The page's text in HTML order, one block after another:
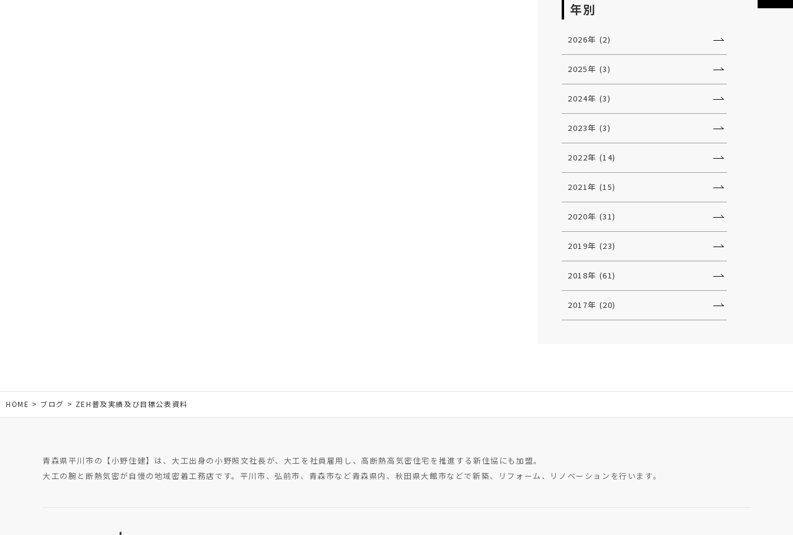
年別
2026年 (2)
2025年 (3)
2024年 (3)
2023年 (3)
2022年 (14)
2021年 (15)
2020年 (31)
2019年 (23)
2018年 (61)
2017年 (20)
HOME ブログ ZEH普及実績及び目標公表資料
青森県平川市の【小野住建】は、大工出身の小野照文社長が、大工を社員雇用し、高断熱高気密住宅を推進する新住協にも加盟。
大工の腕と断熱気密が自慢の地域密着工務店です。平川市、弘前市、青森市など青森県内、秋田県大館市などで新築、リフォーム、リノベーションを行います。